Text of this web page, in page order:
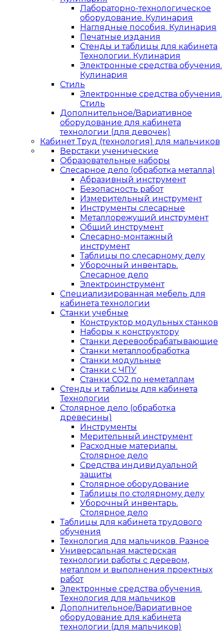
Лабораторно-технологическое
оборудование. Кулинария
Наглядные пособия. Кулинария
Печатные издания
Стенды и таблицы для кабинета
Технологии. Кулинария
Электронные средства обучения.
Кулинария
Стиль
Электронные средства обучения.
Стиль
Дополнительное/Вариативное
оборудование для кабинета
технологии (для девочек)
Кабинет Труд (технология) для мальчиков
Верстаки ученические
Образовательные наборы
Слесарное дело (обработка металла)
Абразивный инструмент
Безопасность работ
Измерительный инструмент
Инструменты слесарные
Металлорежущий инструмент
Общий инструмент
Слесарно-монтажный
инструмент
Таблицы по слесарному делу
Уборочный инвентарь.
Слесарное дело
Электроинструмент
Специализированная мебель для
кабинета технологии
Станки учебные
Конструктор модульных станков
Наборы к конструктору
Станки деревообрабатывающие
Станки металлообработка
Станки модульные
Станки с ЧПУ
Станки СО2 по неметаллам
Стенды и таблицы для кабинета
Технологии
Столярное дело (обработка
древесины)
Инструменты
Мерительный инструмент
Расходные материалы.
Столярное дело
Средства индивидуальной
защиты
Столярное оборудование
Таблицы по столярному делу
Уборочный инвентарь.
Столярное дело
Таблицы для кабинета трудового
обучения
Технология для мальчиков. Разное
Универсальная мастерская
технологии работы с деревом,
металлом и выполнения проектных
работ
Электронные средства обучения.
Технология для мальчиков
Дополнительное/Вариативное
оборудование для кабинета
технологии (для мальчиков)